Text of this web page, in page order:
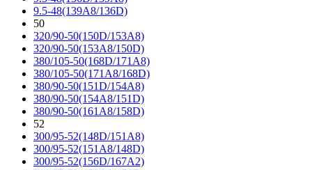
9.5-48(139A8/136D)
50
320/90-50(150D/153A8)
320/90-50(153A8/150D)
380/105-50(168D/171A8)
380/105-50(171A8/168D)
380/90-50(151D/154A8)
380/90-50(154A8/151D)
380/90-50(161A8/158D)
52
300/95-52(148D/151A8)
300/95-52(151A8/148D)
300/95-52(156D/167A2)